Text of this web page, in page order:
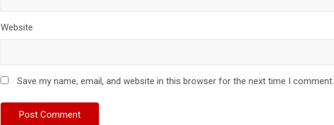
Website
Save my name, email, and website in this browser for the next time I comment.